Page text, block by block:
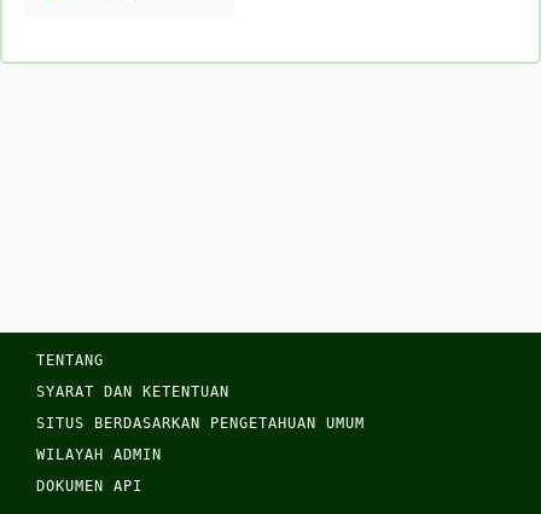
TENTANG
SYARAT DAN KETENTUAN
SITUS BERDASARKAN PENGETAHUAN UMUM
WILAYAH ADMIN
DOKUMEN API